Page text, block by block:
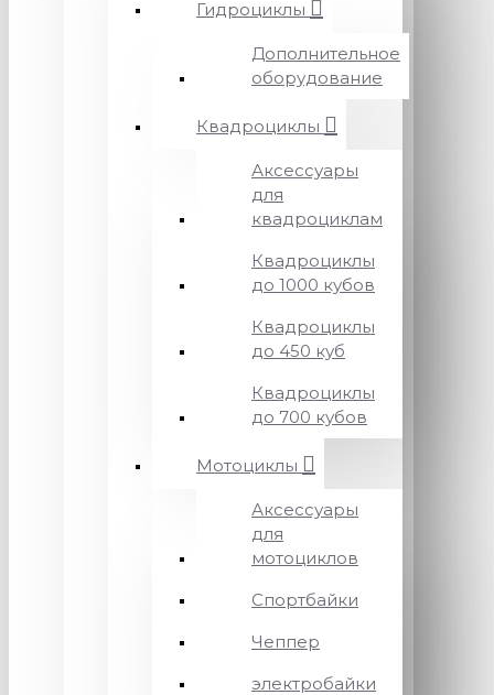
Гидроциклы
Дополнительное
оборудование
Квадроциклы
Аксессуары
для
квадроциклам
Квадроциклы
до 1000 кубов
Квадроциклы
до 450 куб
Квадроциклы
до 700 кубов
Мотоциклы
Аксессуары
для
мотоциклов
Спортбайки
Чеппер
электробайки